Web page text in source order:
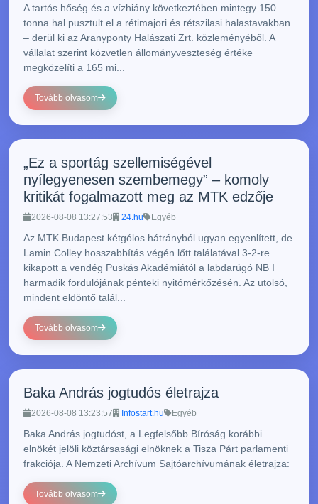
A tartós hőség és a vízhiány következtében mintegy 150
tonna hal pusztult el a rétimajori és rétszilasi halastavakban
– derül ki az Aranyponty Halászati Zrt. közleményéből. A
vállalat szerint közvetlen állományveszteség értéke
megközelíti a 165 mi...
Tovább olvasom
„Ez a sportág szellemiségével
nyílegyenesen szembemegy” – komoly
kritikát fogalmazott meg az MTK edzője
2026-08-08 13:27:53 24.hu Egyéb
Az MTK Budapest kétgólos hátrányból ugyan egyenlített, de
Lamin Colley hosszabbítás végén lőtt találatával 3-2-re
kikapott a vendég Puskás Akadémiától a labdarúgó NB I
harmadik fordulójának pénteki nyitómérkőzésén. Az utolsó,
mindent eldöntő talál...
Tovább olvasom
Baka András jogtudós életrajza
2026-08-08 13:23:57 Infostart.hu Egyéb
Baka András jogtudóst, a Legfelsőbb Bíróság korábbi
elnökét jelöli köztársasági elnöknek a Tisza Párt parlamenti
frakciója. A Nemzeti Archívum Sajtóarchívumának életrajza:
Tovább olvasom